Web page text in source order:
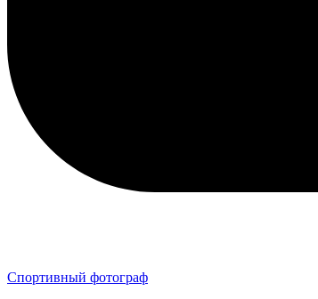
Спортивный фотограф